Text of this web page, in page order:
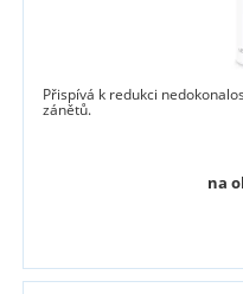
Přispívá k redukci
zánětů.
na